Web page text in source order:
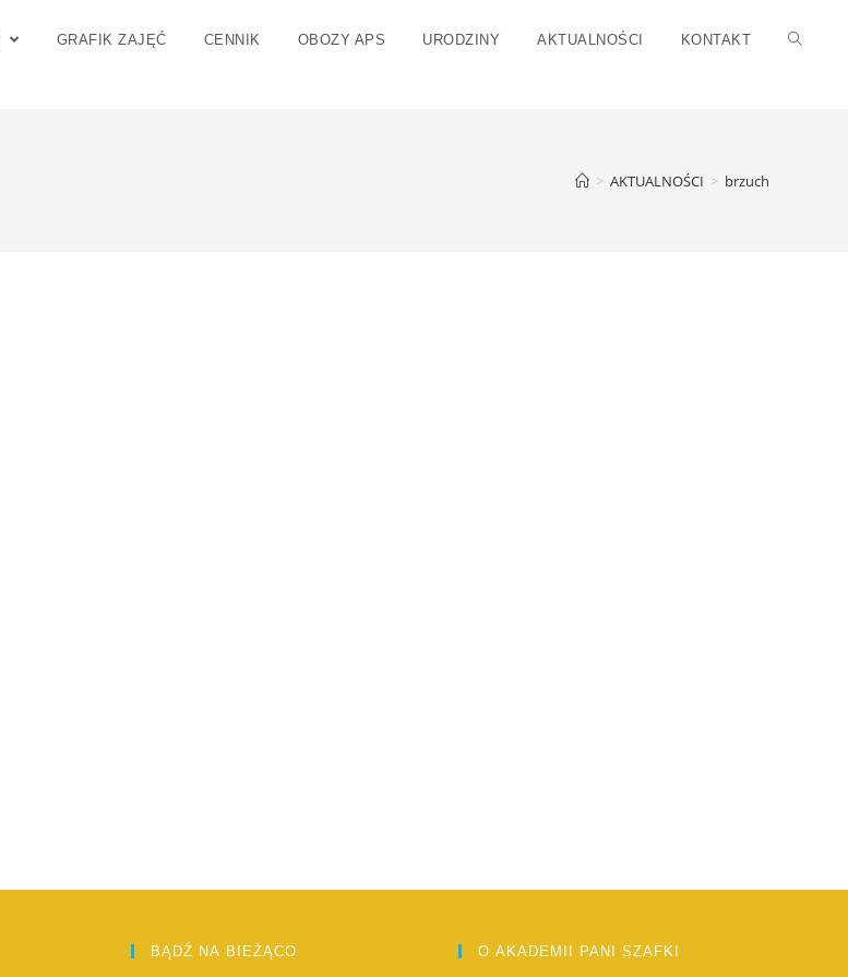
GRAFIK ZAJĘĆ CENNIK OBOZY APS URODZINY AKTUALNOŚCI KONTAKT
> AKTUALNOŚCI > brzuch
BĄDŹ NA BIEŻĄCO O AKADEMII PANI SZAFKI